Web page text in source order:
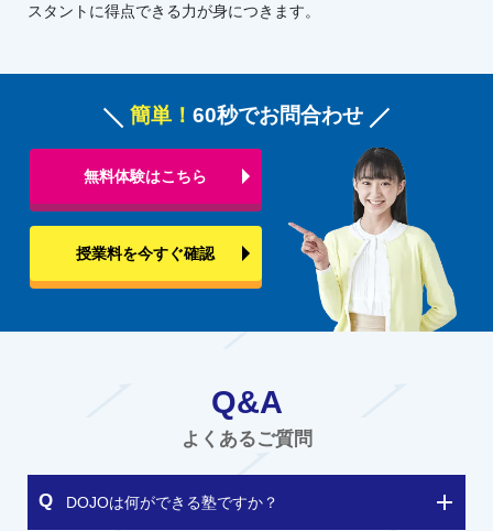
スタントに得点できる力が身につきます。
簡単！ 60秒でお問合わせ
無料体験はこちら
授業料を今すぐ確認
Q&A
よくあるご質問
DOJOは何ができる塾ですか？